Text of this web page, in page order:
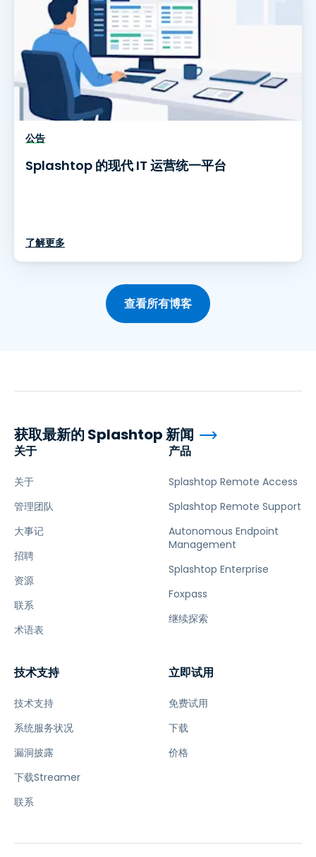
公告
Splashtop 的现代 IT 运营统一平台
了解更多
查看所有博客
关于
关于
管理团队
大事记
招聘
资源
联系
术语表
产品
Splashtop Remote Access
Splashtop Remote Support
Autonomous Endpoint
Management
Splashtop Enterprise
Foxpass
继续探索
技术支持
技术支持
系统服务状况
漏洞披露
下载Streamer
联系
立即试用
免费试用
下载
价格
获取最新的 Splashtop 新闻